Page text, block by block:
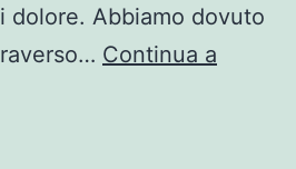
dolore. Abbiamo dovuto
Continua a